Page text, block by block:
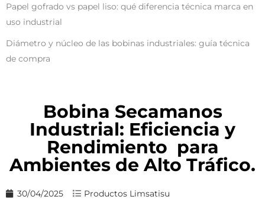
Papel gofrado vs papel liso: qué diferencia técnica marca en
uso industrial
Diámetro y núcleo de las bobinas industriales: guía técnica
de compra
Bobina Secamanos
Industrial: Eficiencia y
Rendimiento para
Ambientes de Alto Tráfico.
30/04/2025 Productos Limsatisu